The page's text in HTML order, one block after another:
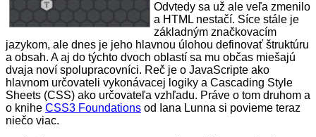
Odvtedy sa už ale veľa zmenilo
a HTML nestačí. Síce stále je
základným značkovacím
jazykom, ale dnes je jeho hlavnou úlohou definovať štruktúru
a obsah. A aj do týchto dvoch oblastí sa mu občas miešajú
dvaja noví spolupracovníci. Reč je o JavaScripte ako
hlavnom určovateli vykonávacej logiky a Cascading Style
Sheets (CSS) ako určovateľa vzhľadu. Práve o tom druhom a
o knihe CSS3 Foundations od Iana Lunna si povieme teraz
niečo viac.